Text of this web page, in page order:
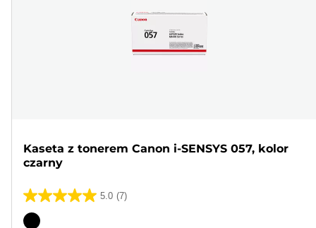
Kaseta z tonerem Canon i-SENSYS 057, kolor
czarny
5.0 (7)
5.0
na
Wkład